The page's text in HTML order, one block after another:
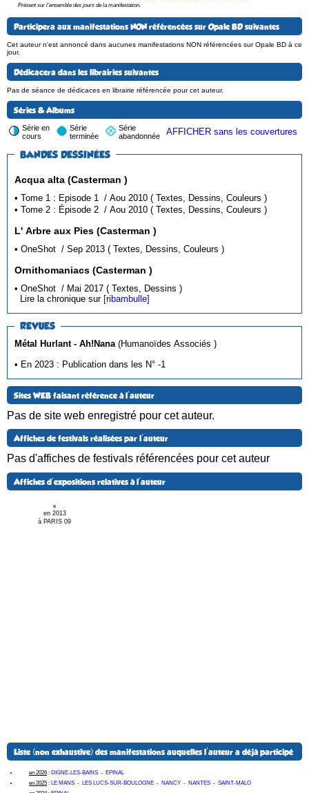
Présent sur l'ensemble des jours de la manifestation.
Participera aux manifestations NON référencées sur Opale BD suivantes
Cet auteur n'est annoncé dans aucunes manifestations NON référencées sur Opale BD à ce
jour.
Dédicacera dans les librairies suivantes
Pas de séance de dédicaces en librairie référencée pour cet auteur.
Séries & Albums
Série en
cours
Série
terminée
Série
abandonnée
AFFICHER sans les couvertures
BANDES DESSINÉES
Acqua alta (Casterman )
• Tome 1 : Episode 1 / Aou 2010 ( Textes, Dessins, Couleurs )
• Tome 2 : Épisode 2 / Aou 2010 ( Textes, Dessins, Couleurs )
L' Arbre aux Pies (Casterman )
• OneShot / Sep 2013 ( Textes, Dessins, Couleurs )
Ornithomaniacs (Casterman )
• OneShot / Mai 2017 ( Textes, Dessins )
Lire la chronique sur [ribambulle]
REVUES
Métal Hurlant - Ah!Nana
(Humanoïdes Associés )
• En 2023 : Publication dans les N° -1
Sites WEB faisant référence à l'auteur
Pas de site web enregistré pour cet auteur.
Affiches de festivals réalisées par l'auteur
Pas d'affiches de festivals référencées pour cet auteur
Affiches d'expositions relatives à l'auteur
en 2013
à PARIS 09
Liste (non exhaustive) des manifestations auquelles l'auteur a déjà participé
en 2026 : DIGNE-LES-BAINS - EPINAL
en 2025 : LE MANS - LES LUCS-SUR-BOULOGNE - NANCY - NANTES - SAINT-MALO